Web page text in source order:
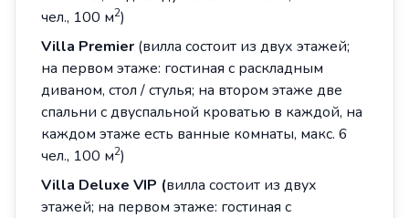
чел., 100 м2)
Villa Premier (вилла состоит из двух этажей;
на первом этаже: гостиная с раскладным
диваном, стол / стулья; на втором этаже две
спальни с двуспальной кроватью в каждой, на
каждом этаже есть ванные комнаты, макс. 6
чел., 100 м2)
Villa Deluxe VIP (вилла состоит из двух
этажей; на первом этаже: гостиная с